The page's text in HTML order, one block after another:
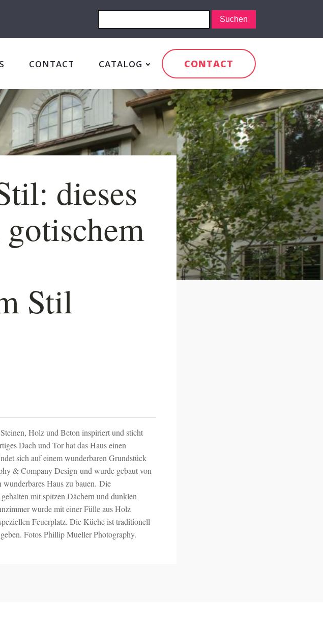
CONTACT CATALOG CONTACT
dieses
Stil
Holz und Beton inspiriert und sticht
Dach und Tor hat das Haus einen
sich auf einem wunderbaren Grundstück
& Company Design und wurde gebaut von
Haus zu bauen. Die
mit spitzen Dächern und dunklen
wurde mit einer Fülle aus Holz
Feuerplatz. Die Küche ist traditionell
Fotos Phillip Mueller Photography.